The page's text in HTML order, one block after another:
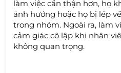
làm việc cẩn thận hơn, họ
ảnh hưởng hoặc họ bị lép
trong nhóm. Ngoài ra, làm
cảm giác cô lập khi nhân
không quan trọng.